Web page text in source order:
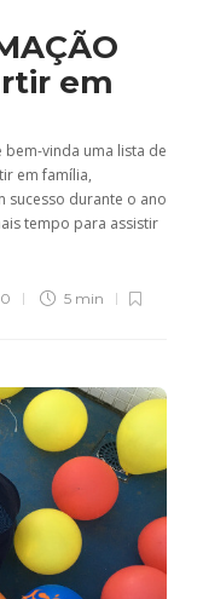
em
bem-vinda uma lista de
em família,
sucesso durante o ano
tempo para assistir
0 5 min